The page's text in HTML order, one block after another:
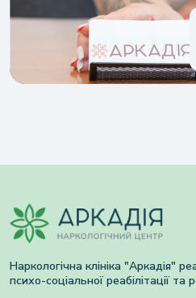
Наркологічна клініка "Аркадія"
психо-соціальної реабілітації та